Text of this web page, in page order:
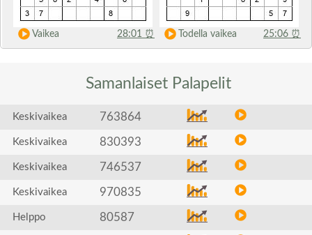
Vaikea 28:01 ⏰ Todella vaikea 25:06 ⏰
Samanlaiset Palapelit
Keskivaikea 763864
Keskivaikea 830393
Keskivaikea 746537
Keskivaikea 970835
Helppo 80587